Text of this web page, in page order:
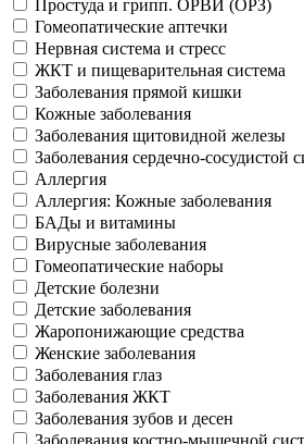
Простуда и грипп. ОРВИ (ОРЗ)
Гомеопатические аптечки
Нервная система и стресс
ЖКТ и пищеварительная система
Заболевания прямой кишки
Кожные заболевания
Заболевания щитовидной железы
Заболевания сердечно-сосудистой
Аллергия
Аллергия: Кожные заболевания
БАДы и витамины
Вирусные заболевания
Гомеопатические наборы
Детские болезни
Детские заболевания
Жаропонижающие средства
Женские заболевания
Заболевания глаз
Заболевания ЖКТ
Заболевания зубов и десен
Заболевания костно-мышечной